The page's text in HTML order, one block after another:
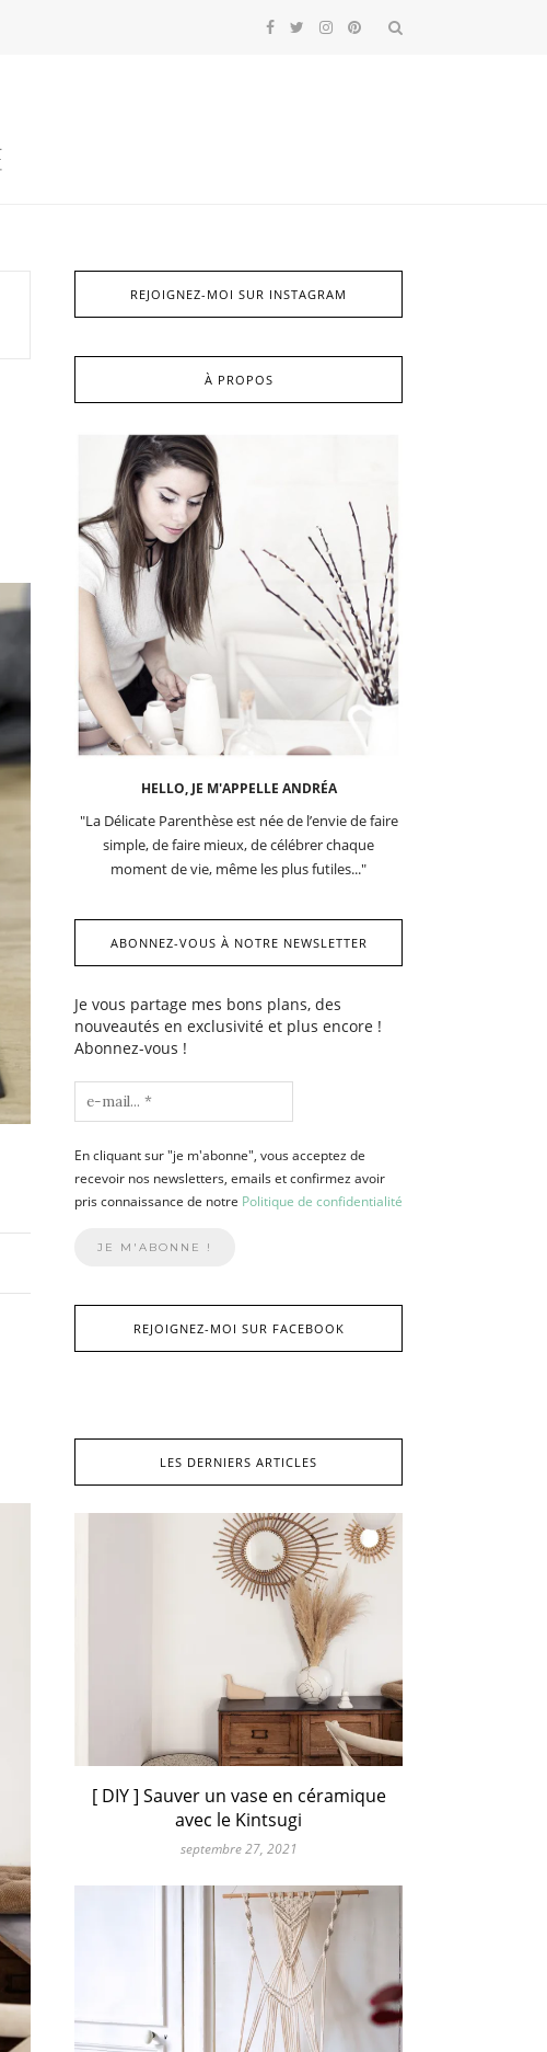
REJOIGNEZ-MOI SUR INSTAGRAM
À PROPOS
HELLO, JE M'APPELLE ANDRÉA
"La Délicate Parenthèse est née de l’envie de faire
simple, de faire mieux, de célébrer chaque
moment de vie, même les plus futiles..."
ABONNEZ-VOUS À NOTRE NEWSLETTER
Je vous partage mes bons plans, des
nouveautés en exclusivité et plus encore !
Abonnez-vous !
En cliquant sur "je m'abonne", vous acceptez de
recevoir nos newsletters, emails et confirmez avoir
pris connaissance de notre Politique de confidentialité
REJOIGNEZ-MOI SUR FACEBOOK
LES DERNIERS ARTICLES
[ DIY ] Sauver un vase en céramique
avec le Kintsugi
septembre 27, 2021